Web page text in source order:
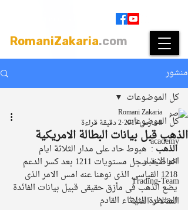
RomaniZakaria.com
منشور
كل الموضوعات
academy
اخر الاخبار
Trading-Team
المقالات الفنية
كل الموضوعات
الذهب قبل بيانات البطالة الامريكية
Romani Zakaria
8 مارس 2017
2 دقيقة قراءة
الذهب :  هبوط حاد على مدار الثلاثة ايام
الماضية سجل مستويات 1211 بعد كسر الدعم
1218 القياسى الذى نوهنا عنه امس الامر الذى
يضع الذهب فى مأزق حقيقى قبيل بيانات الفائدة
المنتظرة الثلاثاء القادم